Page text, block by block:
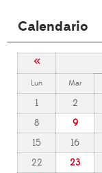
Calendario
«
Lun Mar
1 2
8
9
15
16
22
23